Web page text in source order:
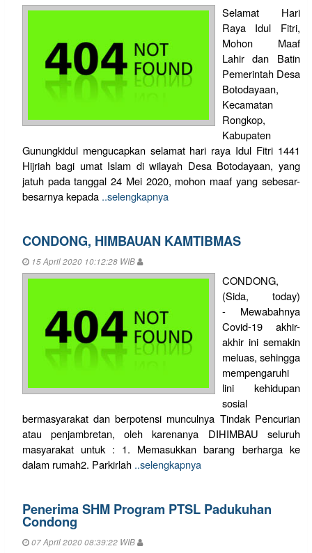
Selamat Hari
Raya Idul Fitri,
Mohon Maaf
Lahir dan Batin
Pemerintah Desa
Botodayaan,
Kecamatan
Rongkop,
Kabupaten
Gunungkidul mengucapkan selamat hari raya Idul Fitri 1441
Hijriah bagi umat Islam di wilayah Desa Botodayaan, yang
jatuh pada tanggal 24 Mei 2020, mohon maaf yang sebesar-
besarnya kepada ..selengkapnya
CONDONG, HIMBAUAN KAMTIBMAS
15 April 2020 10:12:28 WIB
CONDONG,
(Sida, today)
- Mewabahnya
Covid-19 akhir-
akhir ini semakin
meluas, sehingga
mempengaruhi
lini kehidupan
sosial
bermasyarakat dan berpotensi munculnya Tindak Pencurian
atau penjambretan, oleh karenanya DIHIMBAU seluruh
masyarakat untuk : 1. Memasukkan barang berharga ke
dalam rumah2. Parkirlah ..selengkapnya
Penerima SHM Program PTSL Padukuhan
Condong
07 April 2020 08:39:22 WIB